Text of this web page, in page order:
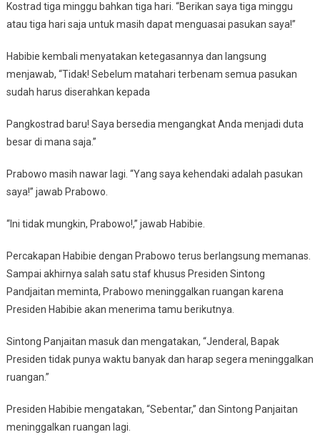
Kostrad tiga minggu bahkan tiga hari. “Berikan saya tiga minggu
atau tiga hari saja untuk masih dapat menguasai pasukan saya!”
Habibie kembali menyatakan ketegasannya dan langsung
menjawab, “Tidak! Sebelum matahari terbenam semua pasukan
sudah harus diserahkan kepada
Pangkostrad baru! Saya bersedia mengangkat Anda menjadi duta
besar di mana saja.”
Prabowo masih nawar lagi. “Yang saya kehendaki adalah pasukan
saya!” jawab Prabowo.
“Ini tidak mungkin, Prabowo!,” jawab Habibie.
Percakapan Habibie dengan Prabowo terus berlangsung memanas.
Sampai akhirnya salah satu staf khusus Presiden Sintong
Pandjaitan meminta, Prabowo meninggalkan ruangan karena
Presiden Habibie akan menerima tamu berikutnya.
Sintong Panjaitan masuk dan mengatakan, “Jenderal, Bapak
Presiden tidak punya waktu banyak dan harap segera meninggalkan
ruangan.”
Presiden Habibie mengatakan, “Sebentar,” dan Sintong Panjaitan
meninggalkan ruangan lagi.